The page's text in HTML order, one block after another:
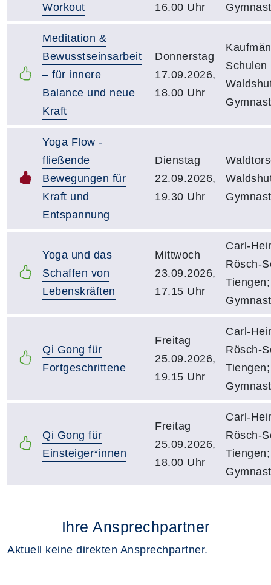
Workout
16.00 Uhr
Meditation &
Bewusstseinsarbeit
– für innere
Balance und neue
Kraft
Donnerstag
17.09.2026,
18.00 Uhr
Schulen
Yoga Flow -
fließende
Bewegungen für
Kraft und
Entspannung
Dienstag
22.09.2026,
19.30 Uhr
Yoga und das
Schaffen von
Lebenskräften
Mittwoch
23.09.2026,
17.15 Uhr
Carl-
Rösch-
Tiengen;
Qi Gong für
Fortgeschrittene
Freitag
25.09.2026,
19.15 Uhr
Carl-
Rösch-
Tiengen;
Qi Gong für
Einsteiger*innen
Freitag
25.09.2026,
18.00 Uhr
Carl-
Rösch-
Tiengen;
Ihre Ansprechpartner
Aktuell keine direkten Ansprechpartner.